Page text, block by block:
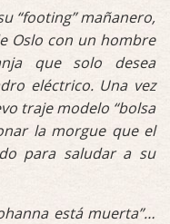
“footing” mañanero,
Oslo con un hombre
que solo desea
eléctrico. Una vez
traje modelo “bolsa
la morgue que el
para saludar a su
está muerta”…